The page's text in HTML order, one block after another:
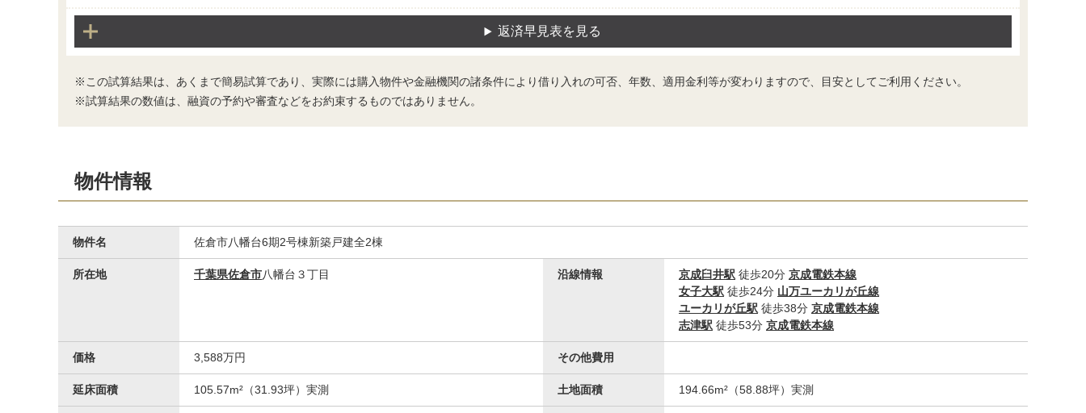
返済早見表を見る
※この試算結果は、あくまで簡易試算であり、実際には購入物件や金融機関の諸条件により借り入れの可否、年数、適用金利等が変わりますので、目安としてご利用ください。
※試算結果の数値は、融資の予約や審査などをお約束するものではありません。
物件情報
物件名 佐倉市八幡台6期2号棟新築戸建全2棟
所在地 千葉県佐倉市八幡台３丁目 沿線情報 京成臼井駅 徒歩20分 京成電鉄本線
女子大駅 徒歩24分 山万ユーカリが丘線
ユーカリが丘駅 徒歩38分 京成電鉄本線
志津駅 徒歩53分 京成電鉄本線
価格 3,588万円 その他費用
延床面積 105.57m²（31.93坪）実測 土地面積 194.66m²（58.88坪）実測